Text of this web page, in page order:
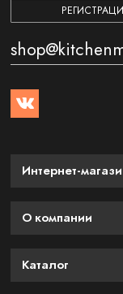
Интернет-
О компании
Каталог